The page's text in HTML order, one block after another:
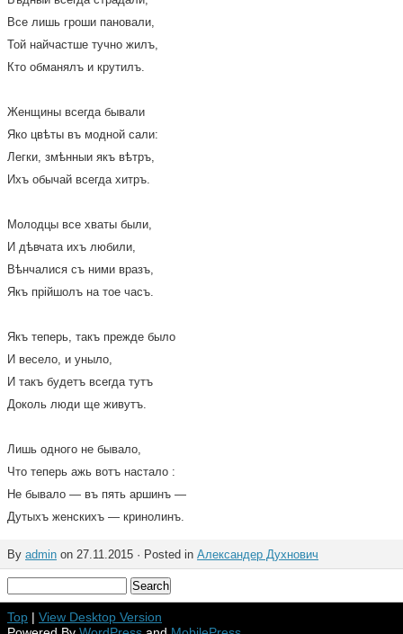
Все лишь гроши пановали,
Той найчастше тучно жилъ,
Кто обманялъ и крутилъ.
Женщины всегда бывали
Яко цвѣты въ модной сали:
Легки, змѣнныи якъ вѣтръ,
Ихъ обычай всегда хитръ.
Молодцы все хваты были,
И дѣвчата ихъ любили,
Вѣнчалися съ ними вразъ,
Якъ прійшолъ на тое часъ.
Якъ теперь, такъ прежде было
И весело, и уныло,
И такъ будетъ всегда тутъ
Доколь люди ще живутъ.
Лишь одного не бывало,
Что теперь ажь вотъ настало :
Не бывало — въ пять аршинъ —
Дутыхъ женскихъ — кринолинъ.
By admin on 27.11.2015 · Posted in Александер Духнович
Top | View Desktop Version